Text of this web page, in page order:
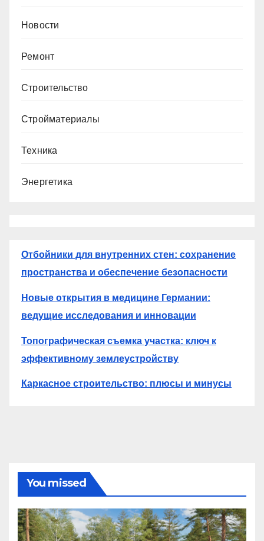
Новости
Ремонт
Строительство
Стройматериалы
Техника
Энергетика
Отбойники для внутренних стен: сохранение
пространства и обеспечение безопасности
Новые открытия в медицине Германии:
ведущие исследования и инновации
Топографическая съемка участка: ключ к
эффективному землеустройству
Каркасное строительство: плюсы и минусы
You missed